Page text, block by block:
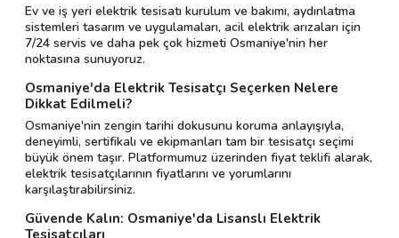
Ev ve iş yeri elektrik tesisatı kurulum ve bakımı, aydınlatma
sistemleri tasarım ve uygulamaları, acil elektrik arızaları için
7/24 servis ve daha pek çok hizmeti Osmaniye'nin her
noktasına sunuyoruz.
Osmaniye'da Elektrik Tesisatçı Seçerken Nelere
Dikkat Edilmeli?
Osmaniye'nin zengin tarihi dokusunu koruma anlayışıyla,
deneyimli, sertifikalı ve ekipmanları tam bir tesisatçı seçimi
büyük önem taşır. Platformumuz üzerinden fiyat teklifi alarak,
elektrik tesisatçılarının fiyatlarını ve yorumlarını
karşılaştırabilirsiniz.
Güvende Kalın: Osmaniye'da Lisanslı Elektrik